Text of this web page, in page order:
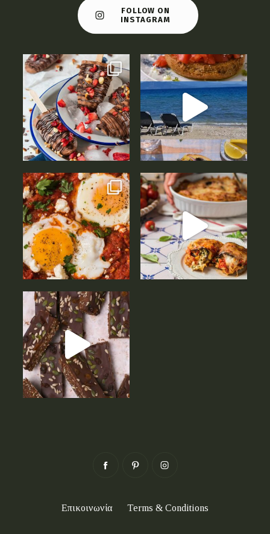
FOLLOW ON
INSTAGRAM
Επικοινωνία Terms & Conditions